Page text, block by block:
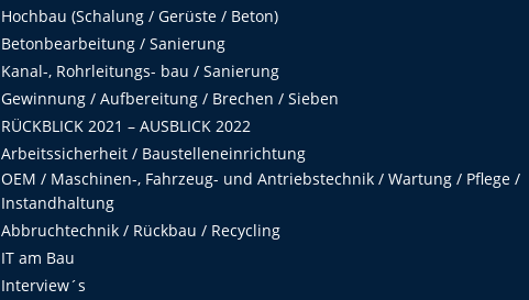
Hochbau (Schalung / Gerüste / Beton)
Betonbearbeitung / Sanierung
Kanal-, Rohrleitungs- bau / Sanierung
Gewinnung / Aufbereitung / Brechen / Sieben
RÜCKBLICK 2021 – AUSBLICK 2022
Arbeitssicherheit / Baustelleneinrichtung
OEM / Maschinen-, Fahrzeug- und Antriebstechnik / Wartung / Pflege /
Instandhaltung
Abbruchtechnik / Rückbau / Recycling
IT am Bau
Interview´s